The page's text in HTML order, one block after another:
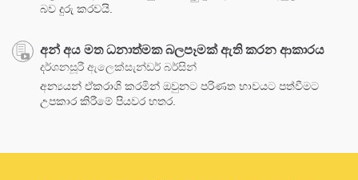
බව දුරු කරවයි.
අන් අය මත ධනාත්මක බලපෑමක් ඇති කරන ආකාරය
දර්ශනසූරී ඇලෙක්සැන්ඩර් බර්සින්
අන්‍යයන් ඒකරාශි කරමින් ඔවුනට පරිණත භාවයට පත්වීමට
උපකාර කිරීමේ පියවර හතර.